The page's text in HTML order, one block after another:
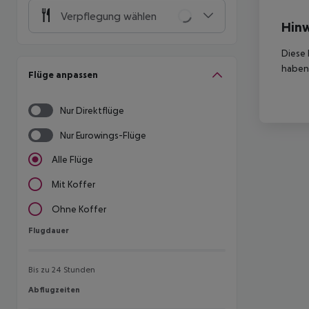
Verpflegung wählen
Flüge anpassen
Nur Direktflüge
Nur Eurowings-Flüge
Alle Flüge
Mit Koffer
Ohne Koffer
Flugdauer
Flugdauer
Bis zu 24 Stunden
Abflugzeiten
Abflugzeiten
Diese